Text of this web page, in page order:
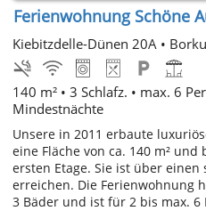
Ferienwohnung Schöne
Kiebitzdelle-Dünen 20A •
140 m² • 3 Schlafz. • max. 6
Mindestnächte
Unsere in 2011 erbaute
eine Fläche von ca. 140 m²
ersten Etage. Sie ist über einen
erreichen. Die Ferienwohnung
3 Bäder und ist für 2 bis max. 6